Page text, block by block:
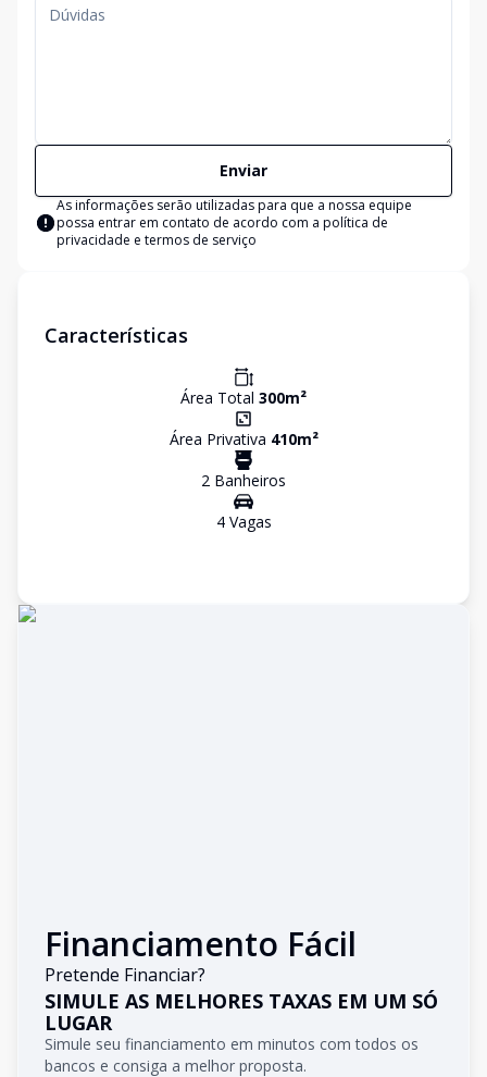
Enviar
As informações serão utilizadas para que a nossa equipe
possa entrar em contato de acordo com a política de
privacidade e termos de serviço
Características
Área Total 300m²
Área Privativa 410m²
2 Banheiros
4Vagas
Financiamento Fácil
Pretende Financiar?
SIMULE AS MELHORES TAXAS EM UM SÓ
LUGAR
Simule seu financiamento em minutos com todos os
bancos e consiga a melhor proposta.